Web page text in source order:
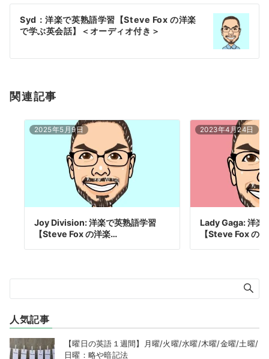
ン
Syd：洋楽で英熟語学習【Steve Fox の洋楽
で学ぶ英会話】＜オーディオ付き＞
関連記事
2025年5月9日
Joy Division: 洋楽で英熟語学習
【Steve Fox の洋楽…
2023年4月24日
Lady Gaga: 洋楽
【Steve Fox の
人気記事
【曜日の英語１週間】月曜/火曜/水曜/木曜/金曜/土曜/
日曜：略や暗記法